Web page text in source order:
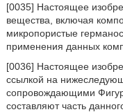
[0035] Настоящее
вещества, включая
микропористые
применения данных
[0036] Настоящее
ссылкой на
сопровождающими
составляют часть